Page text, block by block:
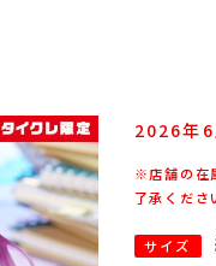
2026年 6
※店舗の在
了承くださ
サイズ